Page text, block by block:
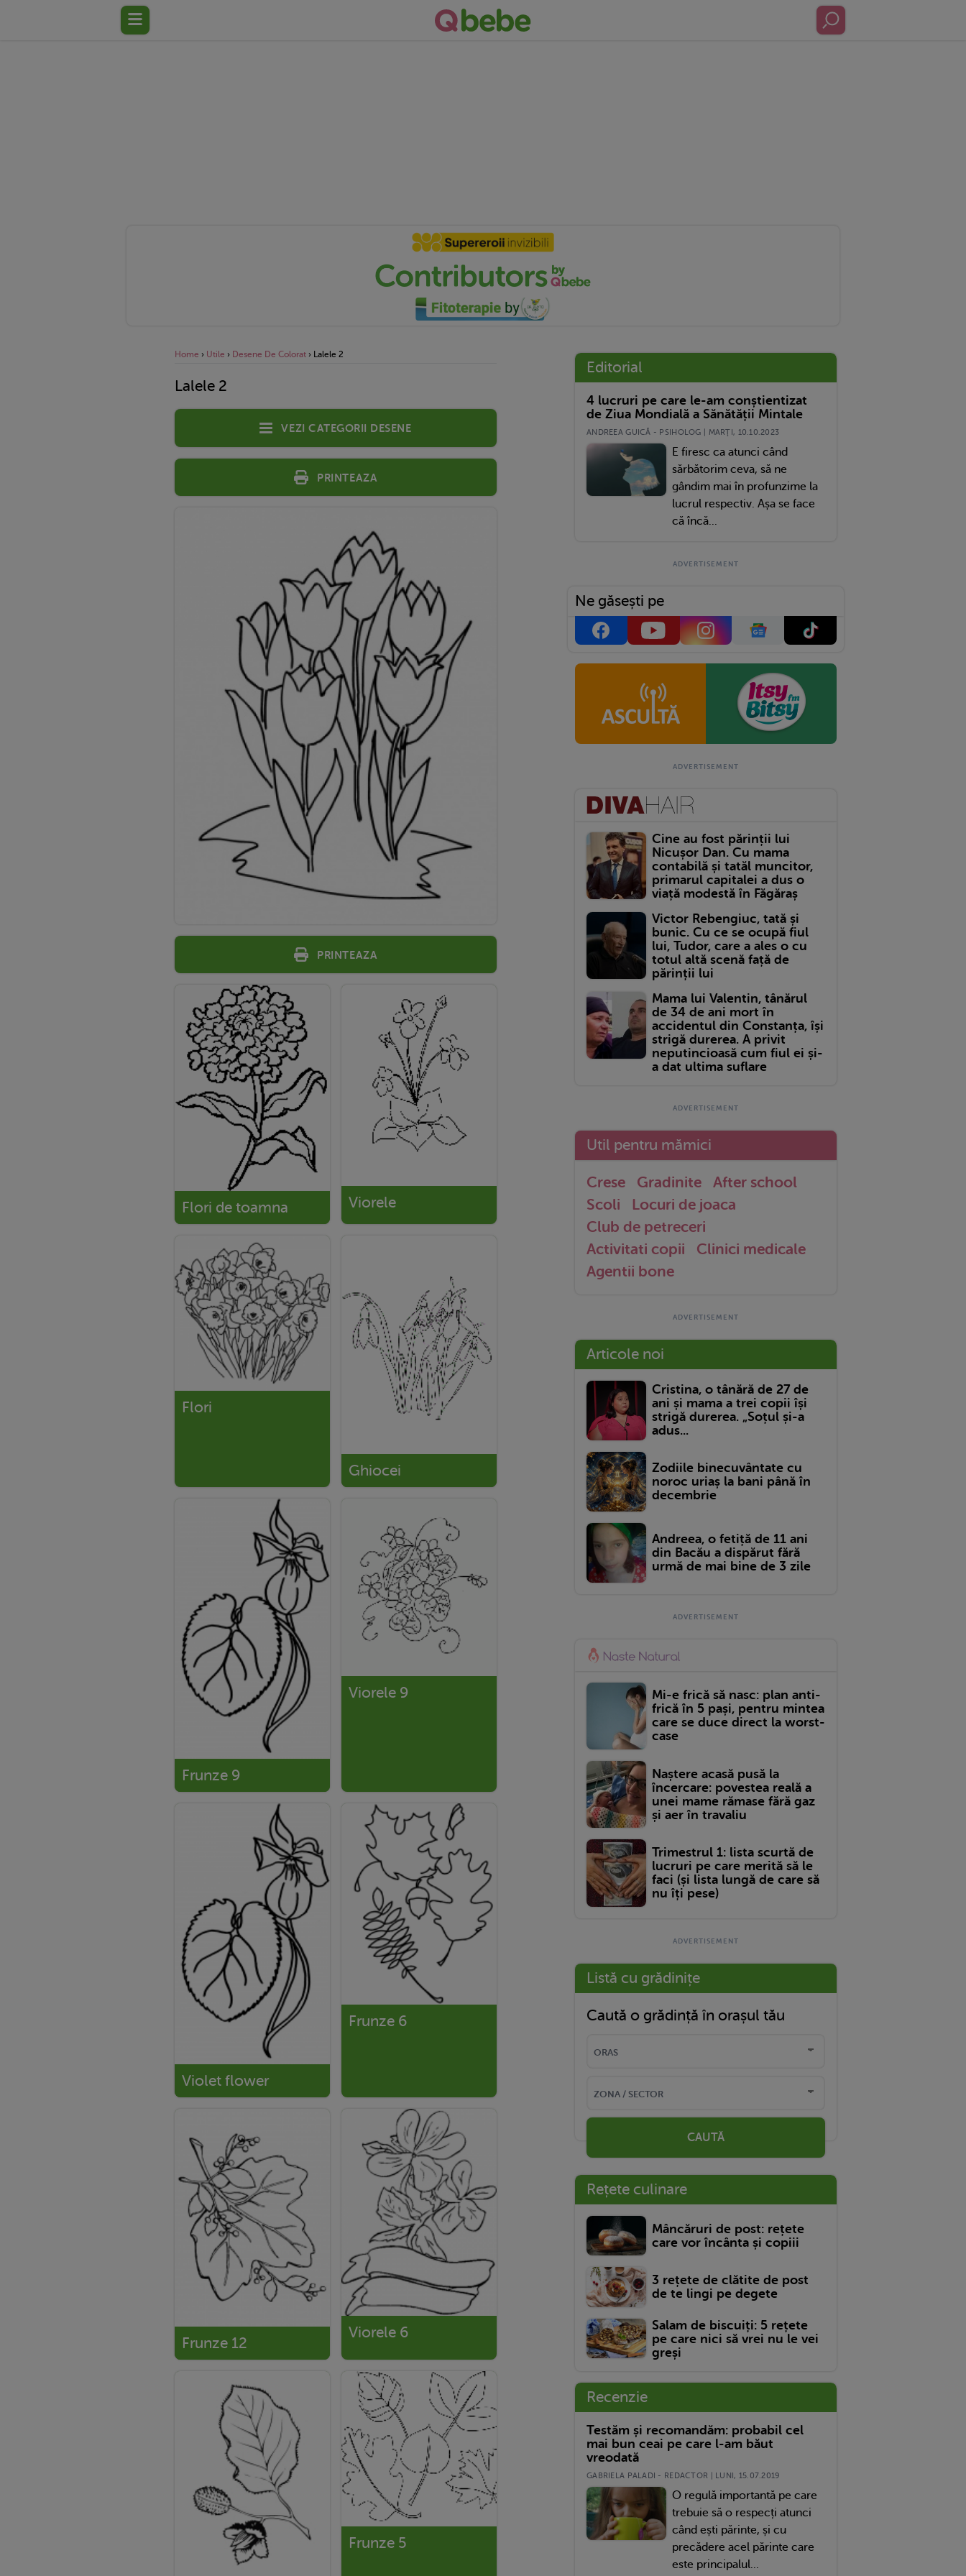
Home › Utile › Desene De Colorat › Lalele 2
Lalele 2
Vezi categorii desene
Printeaza
Printeaza
Flori de toamna Viorele
Flori
Ghiocei
Frunze 9
Viorele 9
Violet flower
Frunze 6
Frunze 12
Viorele 6
Frunze 5
Editorial
4 lucruri pe care le-am conștientizat
de Ziua Mondială a Sănătății Mintale
ANDREEA GUICĂ - PSIHOLOG | MARŢI, 10.10.2023
E firesc ca atunci când
sărbătorim ceva, să ne
gândim mai în profunzime la
lucrul respectiv. Așa se face
că încă...
Ne găsești pe
Cine au fost părinții lui
Nicușor Dan. Cu mama
contabilă și tatăl muncitor,
primarul capitalei a dus o
viață modestă în Făgăraș
Victor Rebengiuc, tată și
bunic. Cu ce se ocupă fiul
lui, Tudor, care a ales o cu
totul altă scenă față de
părinții lui
Mama lui Valentin, tânărul
de 34 de ani mort în
accidentul din Constanța, își
strigă durerea. A privit
neputincioasă cum fiul ei și-
a dat ultima suflare
Util pentru mămici
Crese Gradinite
After school
Scoli
Locuri de joaca
Club de petreceri
Activitati copii
Clinici medicale
Agentii bone
Articole noi
Cristina, o tânără de 27 de
ani și mama a trei copii își
strigă durerea. „Soțul și-a
adus...
Zodiile binecuvântate cu
noroc uriaș la bani până în
decembrie
Andreea, o fetiță de 11 ani
din Bacău a dispărut fără
urmă de mai bine de 3 zile
Mi-e frică să nasc: plan anti-
frică în 5 pași, pentru mintea
care se duce direct la worst-
case
Naștere acasă pusă la
încercare: povestea reală a
unei mame rămase fără gaz
și aer în travaliu
Trimestrul 1: lista scurtă de
lucruri pe care merită să le
faci (și lista lungă de care să
nu îți pese)
Listă cu grădinițe
Caută o grădință în orașul tău
CAUTĂ
Rețete culinare
Mâncăruri de post: rețete
care vor încânta și copiii
3 rețete de clătite de post
de te lingi pe degete
Salam de biscuiți: 5 rețete
pe care nici să vrei nu le vei
greși
Recenzie
Testăm și recomandăm: probabil cel
mai bun ceai pe care l-am băut
vreodată
GABRIELA PALADI - REDACTOR | LUNI, 15.07.2019
O regulă importantă pe care
trebuie să o respecți atunci
când ești părinte, și cu
precădere acel părinte care
este principalul...